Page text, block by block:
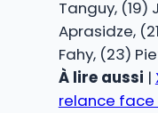
Tanguy, (19)
Aprasidze,
Fahy, (23)
À lire aussi |
relance face